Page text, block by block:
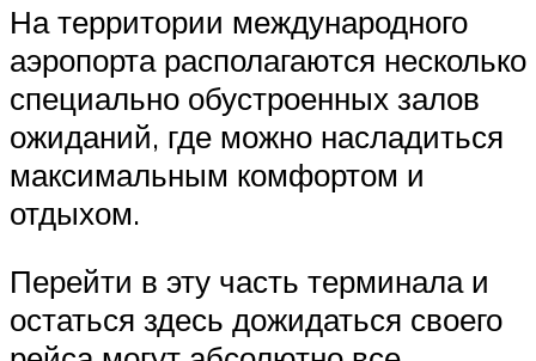
На территории международного
аэропорта располагаются несколько
специально обустроенных залов
ожиданий, где можно насладиться
максимальным комфортом и
отдыхом.
Перейти в эту часть терминала и
остаться здесь дожидаться своего